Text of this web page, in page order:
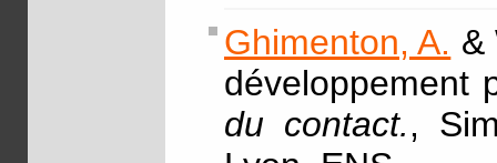
Ghimenton, A. &
développement
du contact.,